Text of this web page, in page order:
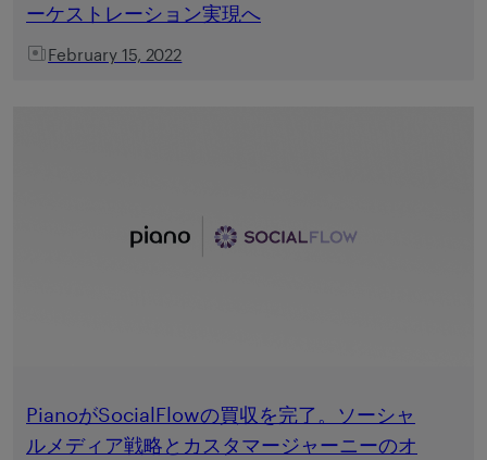
ーケストレーション実現へ
February 15, 2022
PianoがSocialFlowの買収を完了。ソーシャ
ルメディア戦略とカスタマージャーニーのオ